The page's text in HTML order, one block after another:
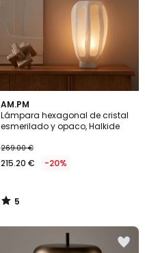
AM.PM
Lámpara hexagonal de cristal
esmerilado y opaco, Halkide
269.00 €
215.20 € -20%
5
/
5
5
/